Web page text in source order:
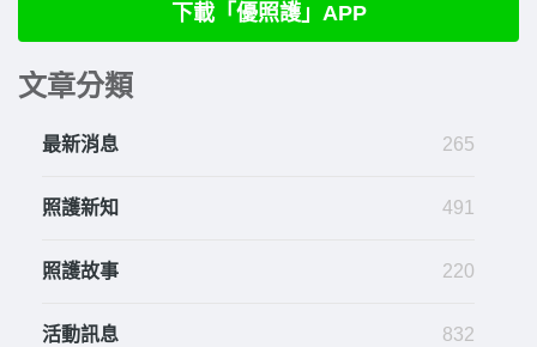
下載「優照護」APP
文章分類
最新消息 265
照護新知 491
照護故事 220
活動訊息 832